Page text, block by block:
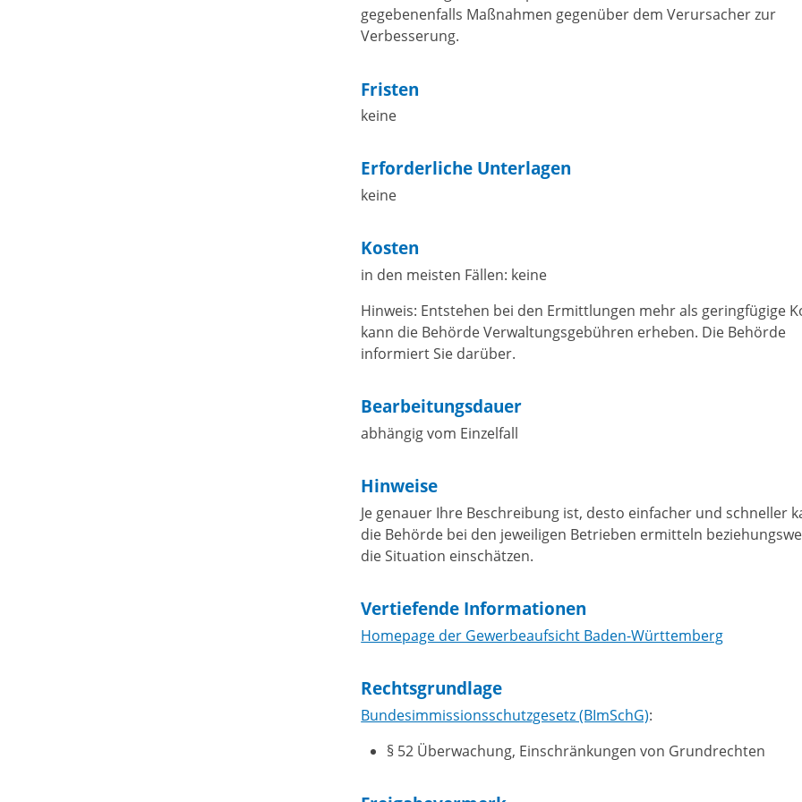
gegebenenfalls Maßnahmen gegenüber dem Verursacher zur
Verbesserung.
Fristen
keine
Erforderliche Unterlagen
keine
Kosten
in den meisten Fällen: keine
Hinweis: Entstehen bei den Ermittlungen mehr als geringfügige
kann die Behörde Verwaltungsgebühren erheben. Die Behörde
informiert Sie darüber.
Bearbeitungsdauer
abhängig vom Einzelfall
Hinweise
Je genauer Ihre Beschreibung ist, desto einfacher und schneller
die Behörde bei den jeweiligen Betrieben ermitteln
die Situation einschätzen.
Vertiefende Informationen
Homepage der Gewerbeaufsicht Baden-Württemberg
Rechtsgrundlage
Bundesimmissionsschutzgesetz (BImSchG):
§ 52 Überwachung, Einschränkungen von Grundrechten